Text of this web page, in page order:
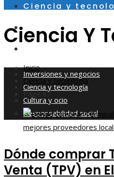
Ciencia y
Cultura y ocio
Inversiones y negocios
Ciencia y tecnología
Cultura y ocio
Responsabilidad social
Ciencia Y
Inicio
Ciencia y tecnología
Page 67
Dónde comprar
Venta (TPV) en